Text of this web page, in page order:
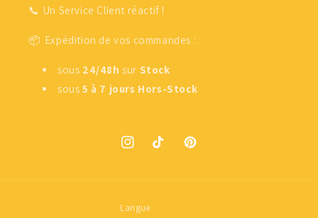
📞 Un Service Client réactif !
📦 Expédition de vos commandes :
sous 24/48h sur Stock
sous 5 à 7 jours Hors-Stock
InstagramTikTok Pinterest
Langue